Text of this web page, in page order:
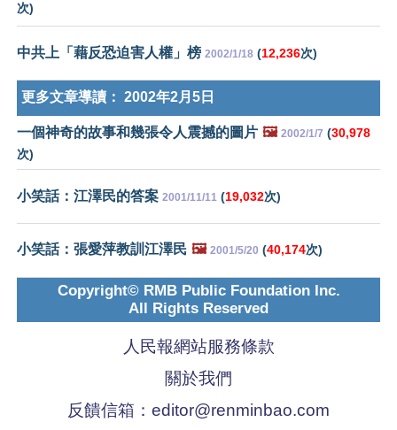
次)
中共上「藉反恐迫害人權」榜 2002/1/18 (12,236次)
更多文章導讀： 2002年2月5日
一個神奇的故事和幾張令人震撼的圖片 🖼️ 2002/1/7 (30,978
次)
小笑話：江澤民的答案 2001/11/11 (19,032次)
小笑話：張愛萍教訓江澤民 🖼️ 2001/5/20 (40,174次)
Copyright© RMB Public Foundation Inc.
All Rights Reserved
人民報網站服務條款
關於我們
反饋信箱： editor@renminbao.com